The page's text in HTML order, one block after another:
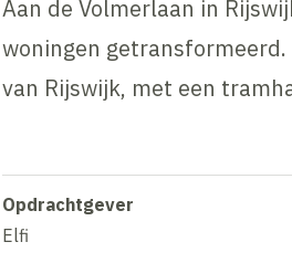
Aan de Volmerlaan in
woningen
van Rijswijk, met een
Opdrachtgever
Elfi